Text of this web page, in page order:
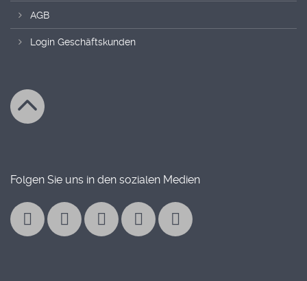
AGB
Login Geschäftskunden
Folgen Sie uns in den sozialen Medien